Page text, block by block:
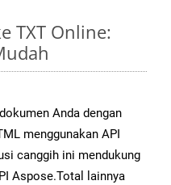
TXT Online:
Anda dengan
menggunakan API
canggih ini mendukung
Aspose.Total lainnya